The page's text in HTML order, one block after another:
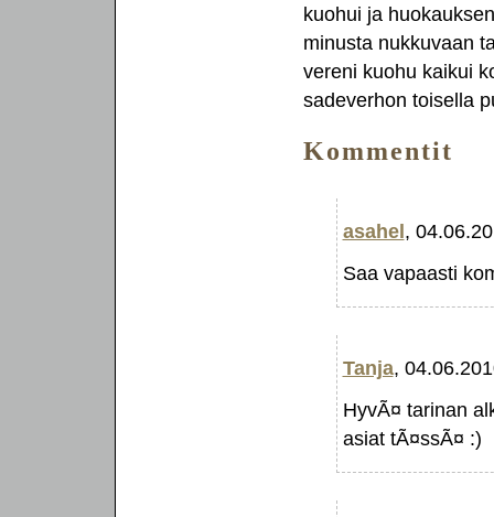
kuohui ja
minusta nukkuvaan
vereni kuohu kaikui
sadeverhon toisella
Kommentit
asahel ,
Saa vapaasti
Tanja,
HyvÃ¤ tarinan
asiat tÃ¤ssÃ¤ :)